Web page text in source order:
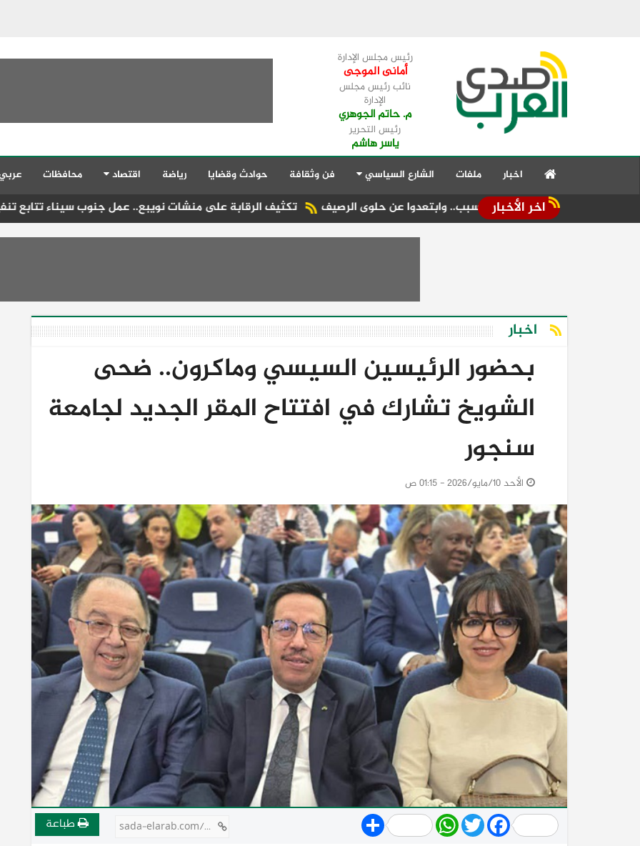
رئيس مجلس الإدارة
أمانى الموجى
نائب رئيس مجلس
الإدارة
م. حاتم الجوهري
رئيس التحرير
ياسر هاشم
اخبار ملفات الشارع السياسي فن وثقافة حوادث وقضايا رياضة اقتصاد محافظات
اخر الأخبار تكثيف الرقابة على منشات نويبع.. عمل جنوب سيناء تتابع تنفيذ قانون المولد" مبكراً لهذا السبب.. وابتعدوا عن حلوى الرصيف
اخبار
بحضور الرئيسين السيسي وماكرون.. ضحى
الشويخ تشارك في افتتاح المقر الجديد لجامعة
سنجور
الأحد 10/مايو/2026 - 01:15 ص
Share WhatsApp
TwitterFacebook طباعة sada-elarab.com/806185